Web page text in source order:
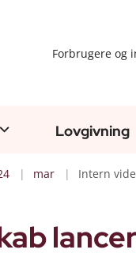
Forbrugere og
Lovgivning
mar Intern